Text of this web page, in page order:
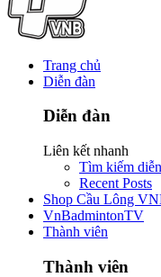
Trang chủ
Diễn đàn
Diễn đàn
Liên kết nhanh
Tìm kiếm
Recent Posts
Shop Cầu Lông
VnBadmintonTV
Thành viên
Thành viên